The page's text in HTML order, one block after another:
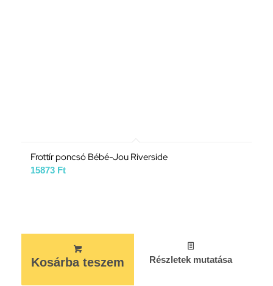
Frottír poncsó Bébé-Jou Riverside
15873 Ft
Kosárba teszem Részletek mutatása